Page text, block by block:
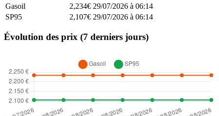
Gasoil
2,234€ 29/07/2026 à 06:14
SP95
2,107€ 29/07/2026 à 06:14
Évolution des prix (7 derniers jours)